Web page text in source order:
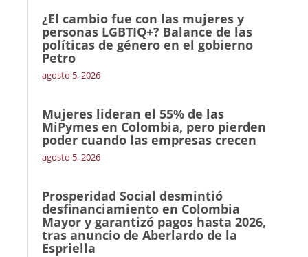
¿El cambio fue con las mujeres y
personas LGBTIQ+? Balance de las
políticas de género en el gobierno
Petro
agosto 5, 2026
Mujeres lideran el 55% de las
MiPymes en Colombia, pero pierden
poder cuando las empresas crecen
agosto 5, 2026
Prosperidad Social desmintió
desfinanciamiento en Colombia
Mayor y garantizó pagos hasta 2026,
tras anuncio de Aberlardo de la
Espriella